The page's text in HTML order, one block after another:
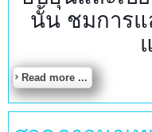
นั้น ชมการแ
Read more ...